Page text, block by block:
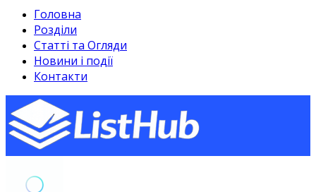
Головна
Розділи
Статті та Огляди
Новини і події
Контакти